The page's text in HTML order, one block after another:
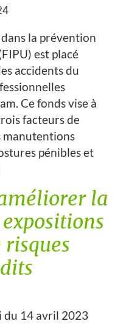
dans la prévention
est placé
accidents du
Ce fonds vise à
facteurs de
manutentions
pénibles et
la
du 14 avril 2023